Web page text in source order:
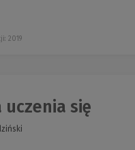
2019
uczenia się